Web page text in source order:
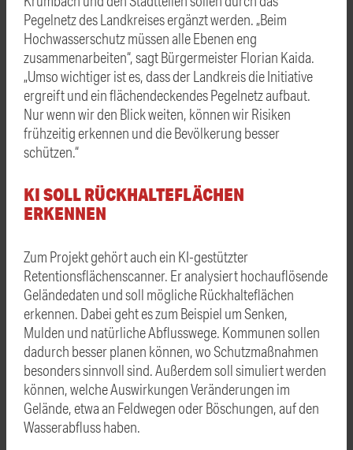
Pegelnetz des Landkreises ergänzt werden. „Beim
Hochwasserschutz müssen alle Ebenen eng
zusammenarbeiten“, sagt Bürgermeister Florian Kaida.
„Umso wichtiger ist es, dass der Landkreis die Initiative
ergreift und ein flächendeckendes Pegelnetz aufbaut.
Nur wenn wir den Blick weiten, können wir Risiken
frühzeitig erkennen und die Bevölkerung besser
schützen.“
KI SOLL RÜCKHALTEFLÄCHEN
ERKENNEN
Zum Projekt gehört auch ein KI-gestützter
Retentionsflächenscanner. Er analysiert hochauflösende
Geländedaten und soll mögliche Rückhalteflächen
erkennen. Dabei geht es zum Beispiel um Senken,
Mulden und natürliche Abflusswege. Kommunen sollen
dadurch besser planen können, wo Schutzmaßnahmen
besonders sinnvoll sind. Außerdem soll simuliert werden
können, welche Auswirkungen Veränderungen im
Gelände, etwa an Feldwegen oder Böschungen, auf den
Wasserabfluss haben.